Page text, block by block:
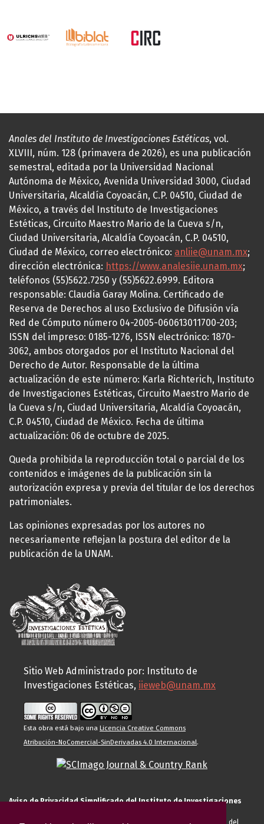
Anales del Instituto de Investigaciones Estéticas, vol.
XLVIII, núm. 128 (primavera de 2026), es una publicación
semestral, editada por la Universidad Nacional
Autónoma de México, Avenida Universidad 3000, Ciudad
Universitaria, Alcaldía Coyoacán, C.P. 04510, Ciudad de
México, a través del Instituto de Investigaciones
Estéticas, Circuito Maestro Mario de la Cueva s/n,
Ciudad Universitaria, Alcaldía Coyoacán, C.P. 04510,
Ciudad de México, correo electrónico: anliie@unam.mx;
dirección electrónica: https://www.analesiie.unam.mx;
teléfonos (55)5622.7250 y (55)5622.6999. Editora
responsable: Claudia Garay Molina. Certificado de
Reserva de Derechos al uso Exclusivo de Difusión vía
Red de Cómputo número 04-2005-060613011700-203;
ISSN del impreso: 0185-1276, ISSN electrónico: 1870-
3062, ambos otorgados por el Instituto Nacional del
Derecho de Autor. Responsable de la última
actualización de este número: Karla Richterich, Instituto
de Investigaciones Estéticas, Circuito Maestro Mario de
la Cueva s/n, Ciudad Universitaria, Alcaldía Coyoacán,
C.P. 04510, Ciudad de México. Fecha de última
actualización: 06 de octubre de 2025.
Queda prohibida la reproducción total o parcial de los
contenidos e imágenes de la publicación sin la
autorización expresa y previa del titular de los derechos
patrimoniales.
Las opiniones expresadas por los autores no
necesariamente reflejan la postura del editor de la
publicación de la UNAM.
Sitio Web Administrado por: Instituto de
Investigaciones Estéticas, iieweb@unam.mx
Esta obra está bajo una Licencia Creative Commons
Atribución-NoComercial-SinDerivadas 4.0 Internacional.
Aviso de Privacidad Simplificado del Instituto de Investigaciones